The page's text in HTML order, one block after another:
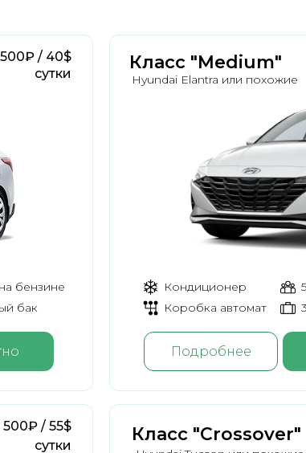
/ 55$
сутки
Класс "Crossover"
/ 40$
сутки
бензине
бак
Класс "Medium"
Hyundai Elantra или похожие
Кондиционер
Коробка автомат
Подробнее